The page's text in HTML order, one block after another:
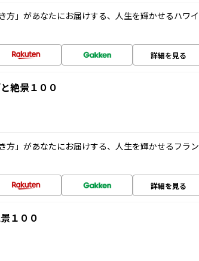
方」があなたにお届けする、人生を輝かせるハワイ
詳細を見る
絶景１００
方」があなたにお届けする、人生を輝かせるフラン
詳細を見る
１００